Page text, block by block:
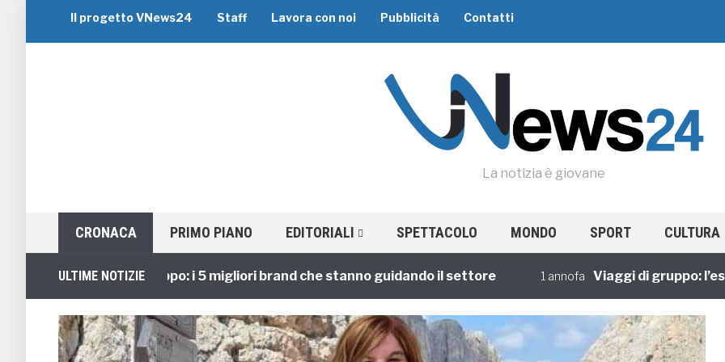
Il progetto VNews24 Staff Lavora con noi Pubblicità Contatti
La notizia è giovane
CRONACA PRIMO PIANO EDITORIALI SPETTACOLO MONDO SPORT CULTURA
ULTIME NOTIZIE
Viaggi di Gruppo: i 5 migliori brand che stanno guidando il settore 1 annofa Viaggi di gruppo: